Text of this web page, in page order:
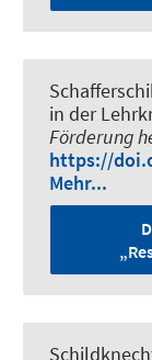
in der
Förderung
https://
Mehr...